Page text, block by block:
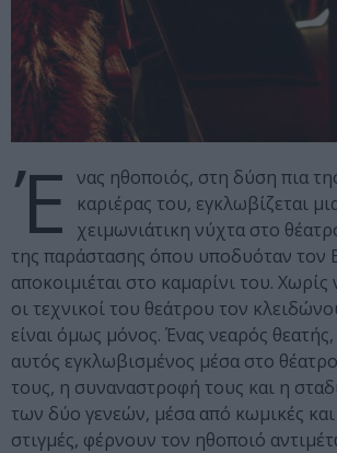
Έ νας ηθοποιός, στη δύση πια
καριέρας του, εγκλωβίζεται
χειμωνιάτικη νύχτα στο
της παράστασης όπου υποδυόταν τον
αποκοιμιέται στο καμαρίνι του.
οι τεχνικοί του θεάτρου τον
είναι όμως μόνος. Ένας νεαρός θεατής,
αυτός εγκλωβισμένος μέσα στο
τους, η συναναστροφή τους και η
των δύο γενεών, μέσα από κωμικές και
στιγμές, φέρνουν τον ηθοποιό